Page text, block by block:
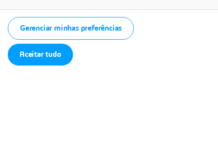
Aceitar tudo
Gerenciar minhas preferências